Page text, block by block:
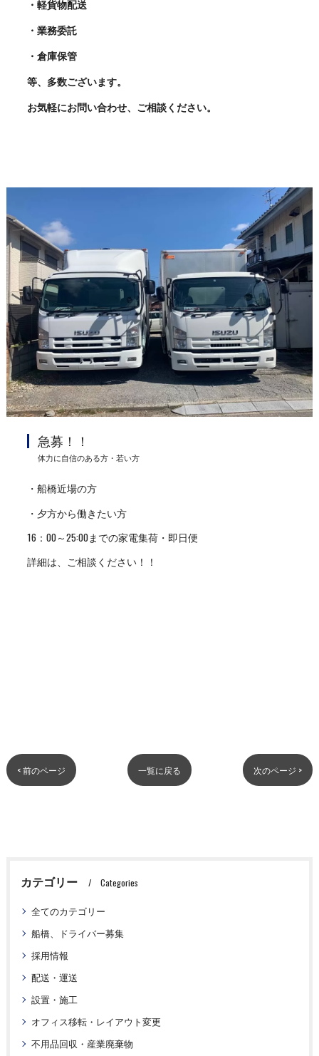
・軽貨物配送
・業務委託
・倉庫保管
等、多数ございます。
お気軽にお問い合わせ、ご相談ください。
急募！！
体力に自信のある方・若い方
・船橋近場の方
・夕方から働きたい方
16：00～25:00までの家電集荷・即日便
詳細は、ご相談ください！！
< 前のページ 一覧に戻る 次のページ >
カテゴリー Categories
全てのカテゴリー
船橋、ドライバー募集
採用情報
配送・運送
設置・施工
オフィス移転・レイアウト変更
不用品回収・産業廃棄物